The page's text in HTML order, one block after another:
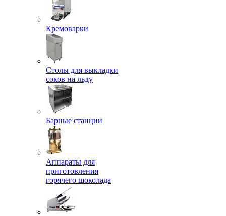
Кремоварки
Столы для выкладки
соков на льду
Барные станции
Аппараты для
приготовления
горячего шоколада